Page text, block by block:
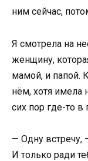
ним сейчас,
Я смотрела на
женщину,
мамой, и папой.
нём, хотя имела
сих пор где-то
— Одну встречу,
И только ради